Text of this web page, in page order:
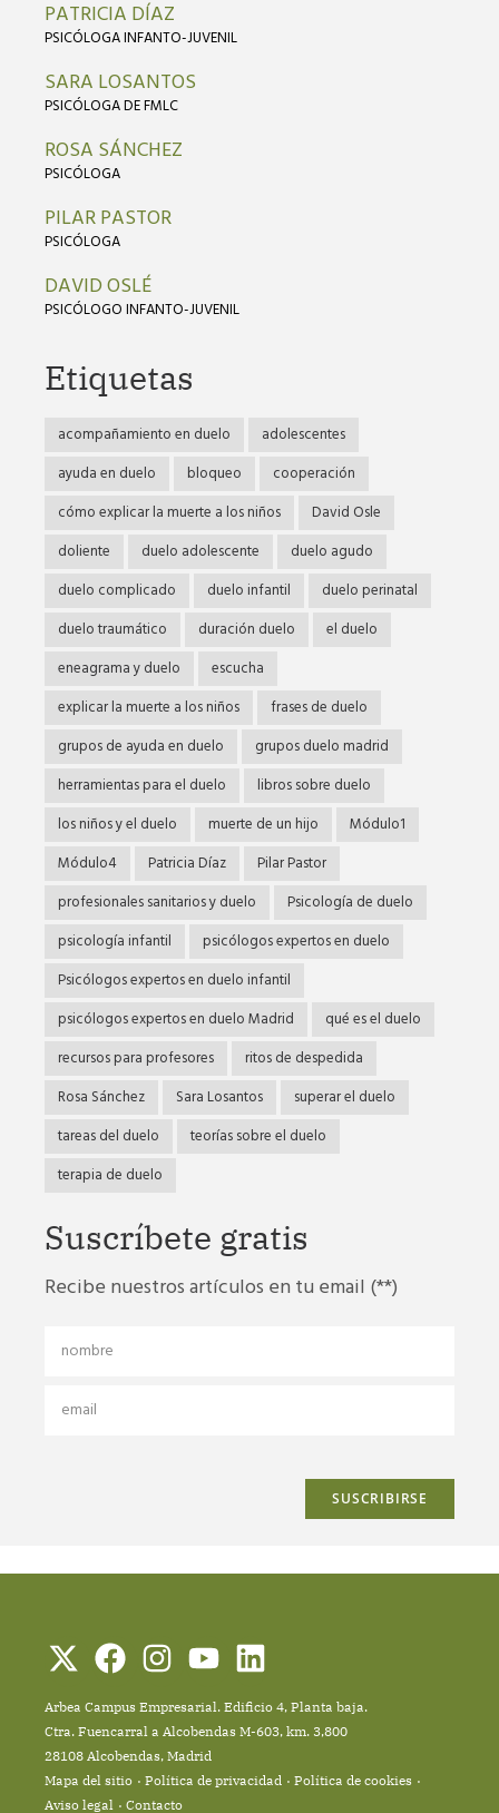
PATRICIA DÍAZ
PSICÓLOGA INFANTO-JUVENIL
SARA LOSANTOS
PSICÓLOGA DE FMLC
ROSA SÁNCHEZ
PSICÓLOGA
PILAR PASTOR
PSICÓLOGA
DAVID OSLÉ
PSICÓLOGO INFANTO-JUVENIL
Etiquetas
acompañamiento en duelo
adolescentes
ayuda en duelo
bloqueo
cooperación
cómo explicar la muerte a los niños
David Osle
doliente
duelo adolescente
duelo agudo
duelo complicado
duelo infantil
duelo perinatal
duelo traumático
duración duelo
el duelo
eneagrama y duelo
escucha
explicar la muerte a los niños
frases de duelo
grupos de ayuda en duelo
grupos duelo madrid
herramientas para el duelo
libros sobre duelo
los niños y el duelo
muerte de un hijo
Módulo1
Módulo4
Patricia Díaz
Pilar Pastor
profesionales sanitarios y duelo
Psicología de duelo
psicología infantil
psicólogos expertos en duelo
Psicólogos expertos en duelo infantil
psicólogos expertos en duelo Madrid
qué es el duelo
recursos para profesores
ritos de despedida
Rosa Sánchez
Sara Losantos
superar el duelo
tareas del duelo
teorías sobre el duelo
terapia de duelo
Suscríbete gratis
Recibe nuestros artículos en tu email (**)
Arbea Campus Empresarial. Edificio 4, Planta baja.
Ctra. Fuencarral a Alcobendas M-603, km. 3,800
28108 Alcobendas, Madrid
Mapa del sitio
Política de privacidad
Política de cookies
Aviso legal
Contacto